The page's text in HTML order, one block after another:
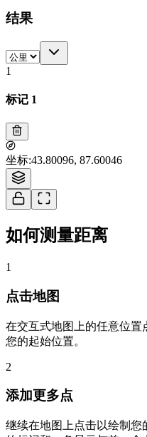
结果
1
标记 1
坐标:43.80096, 87.60046
Tiles © Esri — Source: Esri, i-cubed,
Getmapping, Aerogrid, IGN, IGP,
如何测量距离
1
点击地图
在交互式地图上的任意位置
您的起始位置。
2
添加更多点
继续在地图上点击以绘制